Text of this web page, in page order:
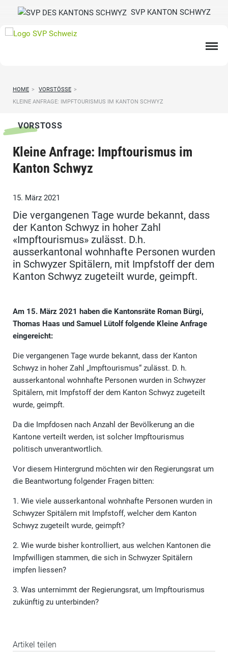
SVP KANTON SCHWYZ
HOME > VORSTÖSSE >
KLEINE ANFRAGE: IMPFTOURISMUS IM KANTON SCHWYZ
VORSTOSS
Kleine Anfrage: Impftourismus im
Kanton Schwyz
15. März 2021
Die vergangenen Tage wurde bekannt, dass
der Kanton Schwyz in hoher Zahl
«Impftourismus» zulässt. D.h.
ausserkantonal wohnhafte Personen wurden
in Schwyzer Spitälern, mit Impfstoff der dem
Kanton Schwyz zugeteilt wurde, geimpft.
Am 15. März 2021 haben die Kantonsräte Roman Bürgi,
Thomas Haas und Samuel Lütolf folgende Kleine Anfrage
eingereicht:
Die vergangenen Tage wurde bekannt, dass der Kanton
Schwyz in hoher Zahl „Impftourismus“ zulässt. D. h.
ausserkantonal wohnhafte Personen wurden in Schwyzer
Spitälern, mit Impfstoff der dem Kanton Schwyz zugeteilt
wurde, geimpft.
Da die Impfdosen nach Anzahl der Bevölkerung an die
Kantone verteilt werden, ist solcher Impftourismus
politisch unverantwortlich.
Vor diesem Hintergrund möchten wir den Regierungsrat um
die Beantwortung folgender Fragen bitten:
1. Wie viele ausserkantonal wohnhafte Personen wurden in
Schwyzer Spitälern mit Impfstoff, welcher dem Kanton
Schwyz zugeteilt wurde, geimpft?
2. Wie wurde bisher kontrolliert, aus welchen Kantonen die
Impfwilligen stammen, die sich in Schwyzer Spitälern
impfen liessen?
3. Was unternimmt der Regierungsrat, um Impftourismus
zukünftig zu unterbinden?
Artikel teilen